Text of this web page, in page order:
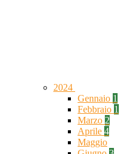
2024
Gennaio 1
Febbraio 1
Marzo 2
Aprile 4
Maggio